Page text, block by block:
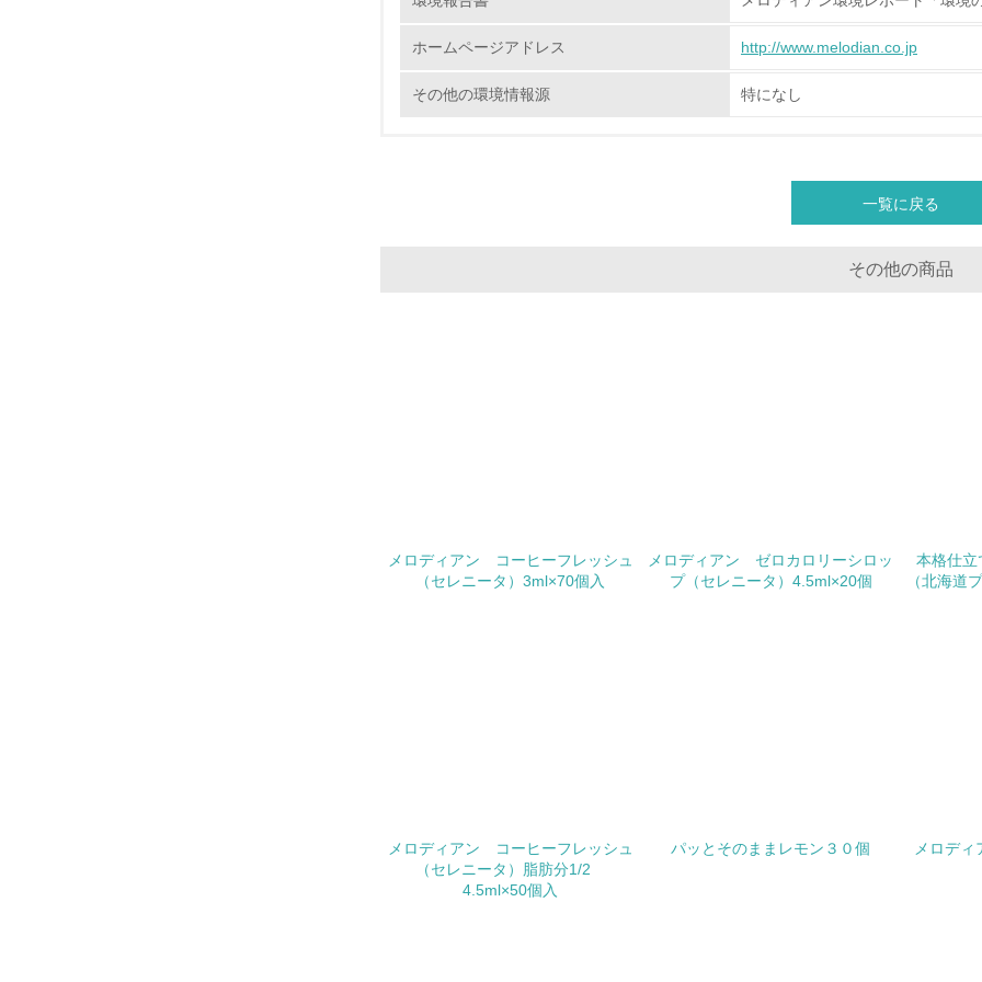
購入、原材料のトレーサビリティの確認等）を行っている
<L1> 「人権・労働等」に関する方針、規定等を持っている
27. <L1> パンフレットやホームページ等で、自社の社会的取り組み
30. <L2> サプライヤーに対して、環境面・社会面の取り組みに関
その他の環境
ホームページアドレス http://www.melodian.co.jp
その他の環境情報源 特になし
一覧に戻る
その他の商品
メロディアン コーヒーフレッシュ
（セレニータ）3ml×70個入
メロディアン ゼロカロリーシロッ
プ（セレニータ）4.5ml×20個
本格仕立
（北海道
メロディアン コーヒーフレッシュ
（セレニータ）脂肪分1/2
4.5ml×50個入
パッとそのままレモン３０個
メロデ